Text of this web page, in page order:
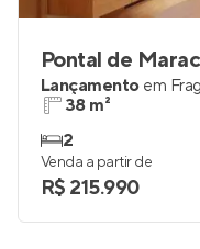
Pontal de
Lançamento em
38 m²
2
Venda a partir de
R$ 215.990